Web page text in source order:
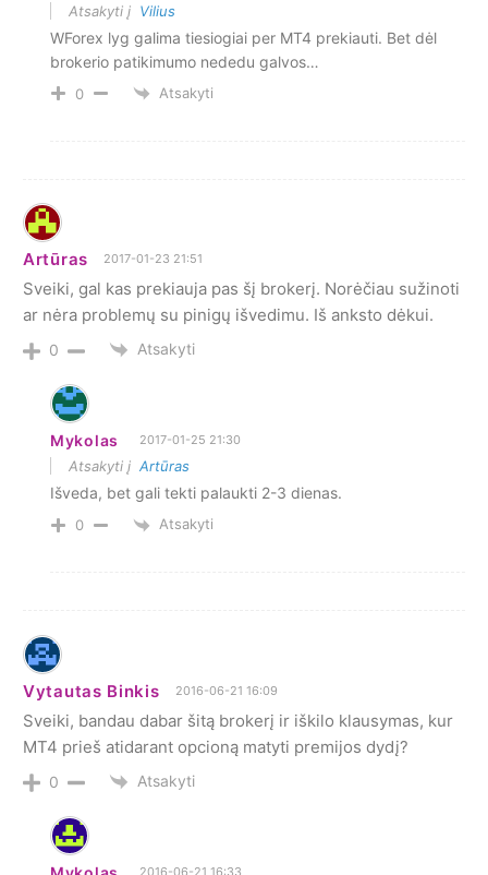
Atsakyti į Vilius
WForex lyg galima tiesiogiai per MT4 prekiauti. Bet dėl
brokerio patikimumo nededu galvos…
0 Atsakyti
Artūras 2017-01-23 21:51
Sveiki, gal kas prekiauja pas šį brokerį. Norėčiau sužinoti
ar nėra problemų su pinigų išvedimu. Iš anksto dėkui.
0 Atsakyti
Mykolas 2017-01-25 21:30
Atsakyti į Artūras
Išveda, bet gali tekti palaukti 2-3 dienas.
0 Atsakyti
Vytautas Binkis 2016-06-21 16:09
Sveiki, bandau dabar šitą brokerį ir iškilo klausymas, kur
MT4 prieš atidarant opcioną matyti premijos dydį?
0 Atsakyti
2016-06-21 16:33